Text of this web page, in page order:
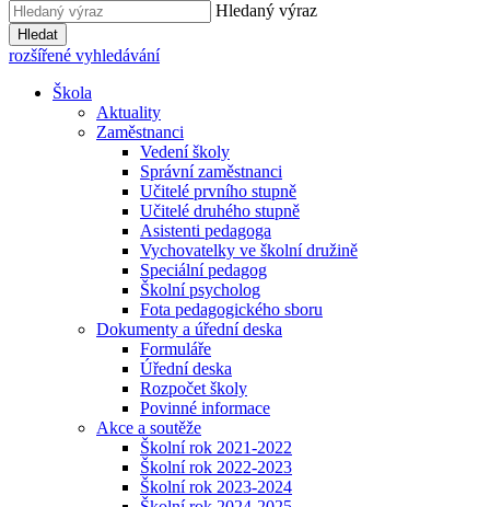
Hledaný výraz
Hledat
rozšířené vyhledávání
Škola
Aktuality
Zaměstnanci
Vedení školy
Správní zaměstnanci
Učitelé prvního stupně
Učitelé druhého stupně
Asistenti pedagoga
Vychovatelky ve školní družině
Speciální pedagog
Školní psycholog
Fota pedagogického sboru
Dokumenty a úřední deska
Formuláře
Úřední deska
Rozpočet školy
Povinné informace
Akce a soutěže
Školní rok 2021-2022
Školní rok 2022-2023
Školní rok 2023-2024